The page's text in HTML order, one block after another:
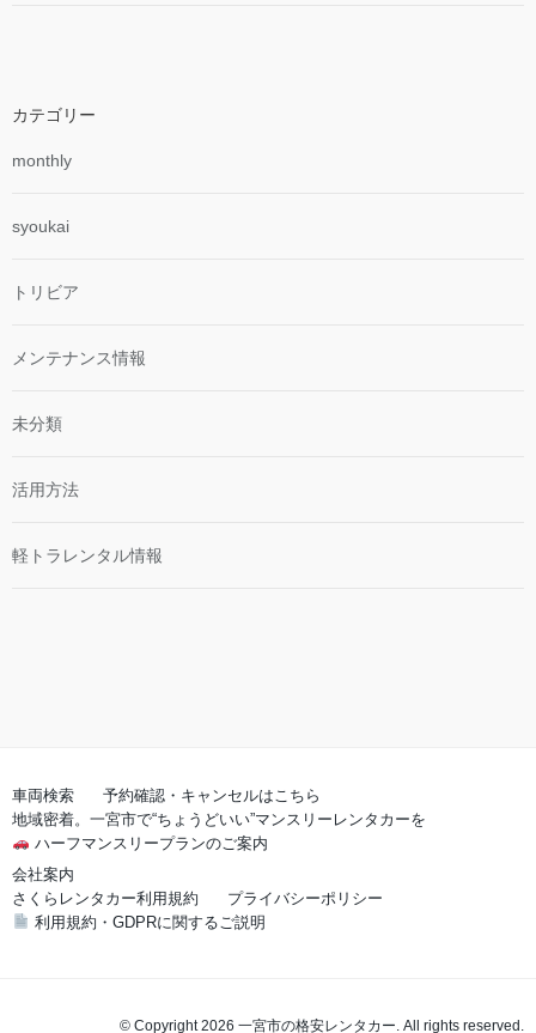
カテゴリー
monthly
syoukai
トリビア
メンテナンス情報
未分類
活用方法
軽トラレンタル情報
車両検索
予約確認・キャンセルはこちら
地域密着。一宮市で“ちょうどいい”マンスリーレンタカーを
ハーフマンスリープランのご案内
会社案内
さくらレンタカー利用規約
プライバシーポリシー
利用規約・GDPRに関するご説明
© Copyright 2026 一宮市の格安レンタカー. All rights reserved.